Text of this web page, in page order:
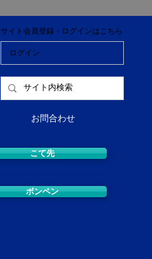
サイト会員登録・ログインはこちら
ログイン
お問合わせ
こて先
ボンペン